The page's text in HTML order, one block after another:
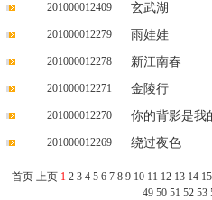
201000012409 玄武湖
201000012279 雨娃娃
201000012278 新江南春
201000012271 金陵行
201000012270 你的背影是我
201000012269 绕过夜色
首页 上页 1 2 3 4 5 6 7 8 9 10 11 12 13 14 15
49 50 51 52 53